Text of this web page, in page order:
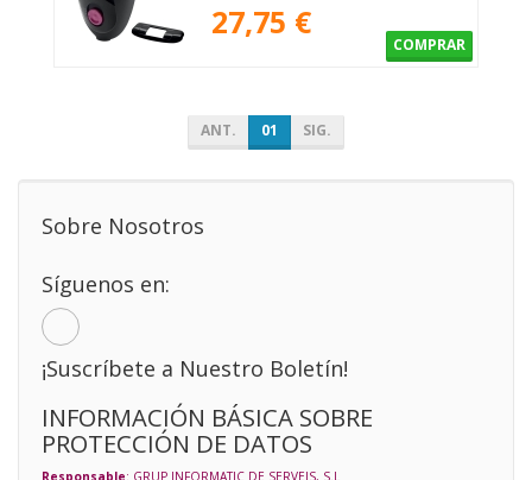
27,75 €
COMPRAR
ANT. 01 SIG.
Sobre Nosotros
Síguenos en:
¡Suscríbete a Nuestro Boletín!
INFORMACIÓN BÁSICA SOBRE
PROTECCIÓN DE DATOS